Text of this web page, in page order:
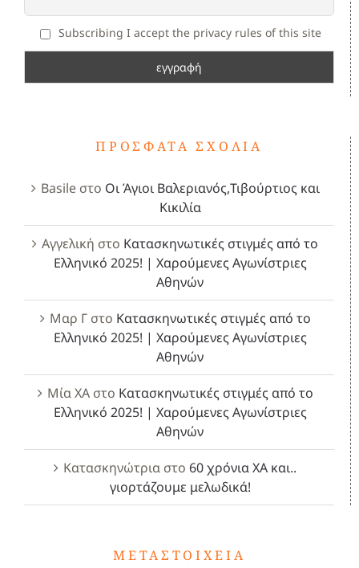
Subscribing I accept the privacy rules of this site
ΠΡΌΣΦΑΤΑ ΣΧΌΛΙΑ
Basileστο Οι Άγιοι Βαλεριανός,Τιβούρτιος και
Κικιλία
Αγγελική στο Κατασκηνωτικές στιγμές από το
Ελληνικό 2025! | Χαρούμενες Αγωνίστριες
Αθηνών
Μαρ Γστο Κατασκηνωτικές στιγμές από το
Ελληνικό 2025! | Χαρούμενες Αγωνίστριες
Αθηνών
Μία ΧΑστο Κατασκηνωτικές στιγμές από το
Ελληνικό 2025! | Χαρούμενες Αγωνίστριες
Αθηνών
Κατασκηνώτρια στο 60 χρόνια ΧΑ και..
γιορτάζουμε μελωδικά!
ΜΕΤΑΣΤΟΙΧΕΊΑ